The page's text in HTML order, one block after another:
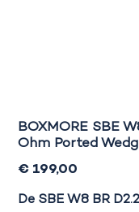
BOXMORE SBE
Ohm Ported
Prijs
€ 199,00
De SBE W8 BR